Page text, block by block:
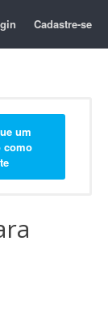
Cadastre-se
um
como